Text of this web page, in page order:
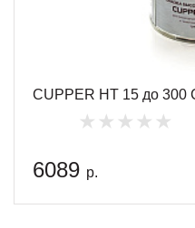
CUPPER HT 15 до 300
6089 р.